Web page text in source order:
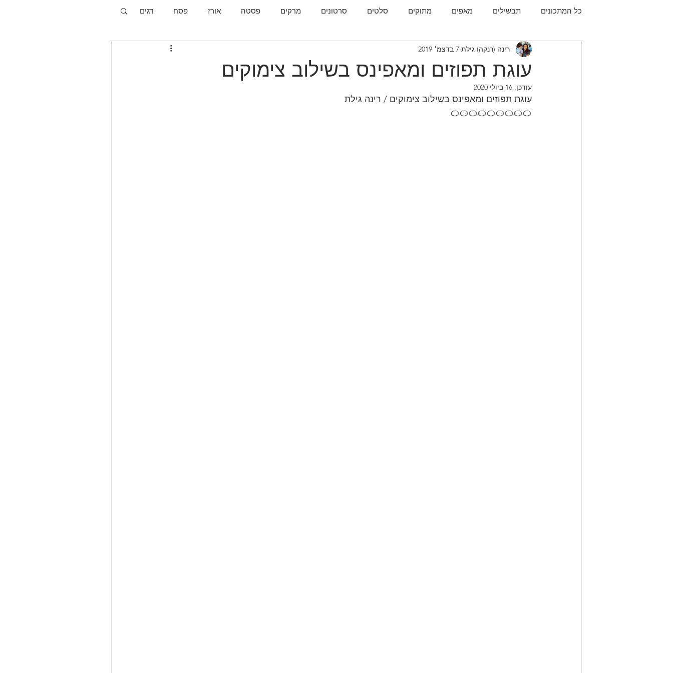
כל המתכונים תבשילים מאפים מתוקים סלטים סרטונים מרקים פסטה אורז פסח דגים
תפו"א עוף עוגות
עוגת תפוזים ומאפינס בשילוב צימוקים
רינה (רנקה) גילת 7 בדצמ׳ 2019
עודכן: 16 ביולי 2020
עוגת תפוזים ומאפינס בשילוב צימוקים / רינה גילת
🍊🍊🍊🍊🍊🍊🍊🍊🍊